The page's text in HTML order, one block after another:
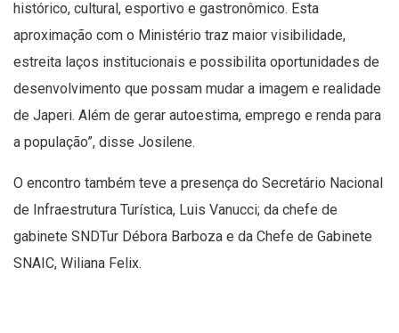
histórico, cultural, esportivo e gastronômico. Esta
aproximação com o Ministério traz maior visibilidade,
estreita laços institucionais e possibilita oportunidades de
desenvolvimento que possam mudar a imagem e realidade
de Japeri. Além de gerar autoestima, emprego e renda para
a população”, disse Josilene.
O encontro também teve a presença do Secretário Nacional
de Infraestrutura Turística, Luis Vanucci; da chefe de
gabinete SNDTur Débora Barboza e da Chefe de Gabinete
SNAIC, Wiliana Felix.